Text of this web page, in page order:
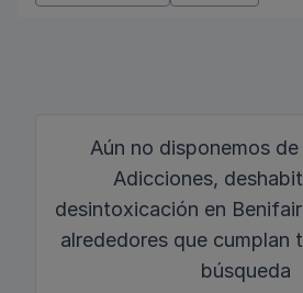
Aún no disponemos
Adicciones,
desintoxicación en
alrededores que cumplan
búsqueda